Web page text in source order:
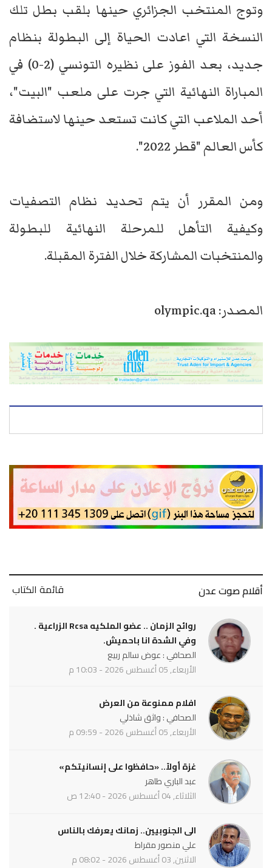
وتوج المنتخب الجزائري حينها بلقب بطل تلك
النسخة التي اعادت الحياة إلى البطولة بنظام
جديد، بعد الفوز على نظيره التونسي (2-0) في
المباراة النهائية التي جرت على ملعب "البيت"،
أحد الملاعب التي كانت تستعد حينها لاستضافة
كأس العالم "قطر 2022".
ومن المقرر أن يتم تحديد نظام التصفيات
وكيفية التأهل للمرحلة النهائية للبطولة
والمنتخبات المشاركة خلال الفترة المقبلة.
المصدر: olympic.qa
أقلام صوت عدن قائمة الكتاب
روائح الزمان .. عضو الملكيه Rcsa الزراعية .
وفي الشدة انا باحميش.
الصحافي : عوض سالم ربيع
الأربعاء, 05 أغسطس 2026 - 10:03 م
افلام ممنوعة من العرض
الصحافي : واثق شاذلي
الأربعاء, 05 أغسطس 2026 - 09:59 م
غزة أولاً.. «حافظوا على إنسانيتكم»
عبد الباري طاهر
الثلاثاء, 04 أغسطس 2026 - 12:40 ص
الى الجنوبيين.. زمانك يعرفك بالناس
علي منصور مقراط
الاثنين, 03 أغسطس 2026 - 08:02 م